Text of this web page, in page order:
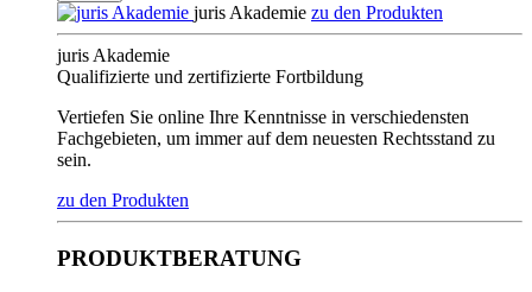
juris Akademie zu den Produkten
juris Akademie
Qualifizierte und zertifizierte Fortbildung
Vertiefen Sie online Ihre Kenntnisse in verschiedensten
Fachgebieten, um immer auf dem neuesten Rechtsstand zu
sein.
zu den Produkten
PRODUKTBERATUNG